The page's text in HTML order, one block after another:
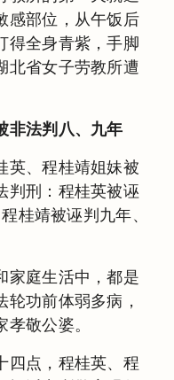
感部位，从午饭后
得全身青紫，手脚
北省女子劳教所遭
非法判八、九年
英、程桂靖姐妹被
判刑：程桂英被诬
桂靖被诬判九年、
家庭生活中，都是
功前体弱多病，
敬公婆。
四点，程桂英、程